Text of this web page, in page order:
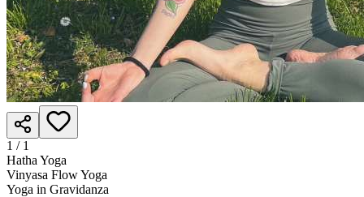
1 / 1
Hatha Yoga
Vinyasa Flow Yoga
Yoga in Gravidanza